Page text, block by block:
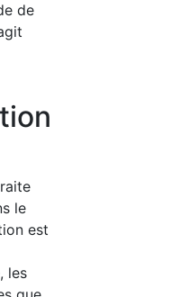
de
le
est
les